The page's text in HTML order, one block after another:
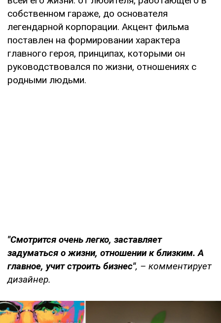
собственном гараже, до основателя
легендарной корпорации. Акцент фильма
поставлен на формировании характера
главного героя, принципах, которыми он
руководствовался по жизни, отношениях с
родными людьми.
"Смотрится очень легко, заставляет
задуматься о жизни, отношении к близким. А
главное, учит строить бизнес", – комментирует
дизайнер.